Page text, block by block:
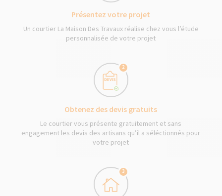
Présentez votre projet
Un courtier La Maison Des Travaux réalise chez vous l’étude
personnalisée de votre projet
2
Obtenez des devis gratuits
Le courtier vous présente gratuitement et sans
engagement les devis des artisans qu’il a séléctionnés pour
votre projet
3